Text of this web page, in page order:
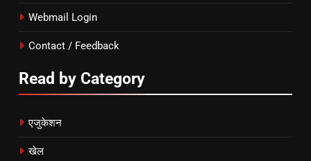
Webmail Login
Contact / Feedback
Read by Category
एजुकेशन
खेल